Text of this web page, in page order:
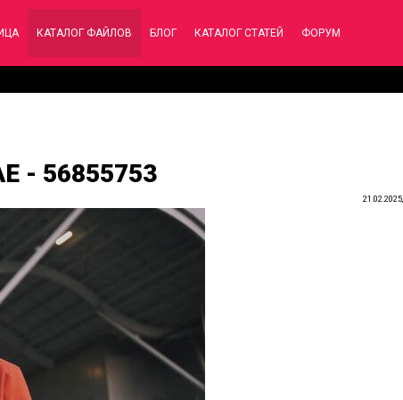
КАТАЛОГ ФАЙЛОВ БЛОГ КАТАЛОГ СТАТЕЙ ФОРУМ
- 56855753